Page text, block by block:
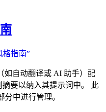
格指南”
如自动翻译或 AI 助手）配
要以纳入其提示词中。 此
分中进行管理。